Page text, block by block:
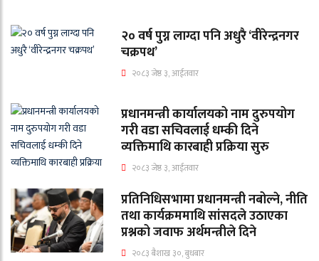
२० वर्ष पुग्न लाग्दा पनि अधुरै ‘वीरेन्द्रनगर
चक्रपथ’
२०८३ जेष्ठ ३, आईतवार
प्रधानमन्त्री कार्यालयको नाम दुरुपयोग
गरी वडा सचिवलाई धम्की दिने
व्यक्तिमाथि कारबाही प्रक्रिया सुरु
२०८३ जेष्ठ ३, आईतवार
प्रतिनिधिसभामा प्रधानमन्त्री नबोल्ने, नीति
तथा कार्यक्रममाथि सांसदले उठाएका
प्रश्नको जवाफ अर्थमन्त्रीले दिने
२०८३ बैशाख ३०, बुधबार